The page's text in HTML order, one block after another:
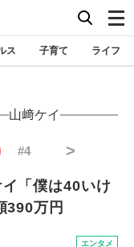
ス 子育て ライフ
山﨑ケイ
#4 >
「僕は40いけ
390万円
エンタメ